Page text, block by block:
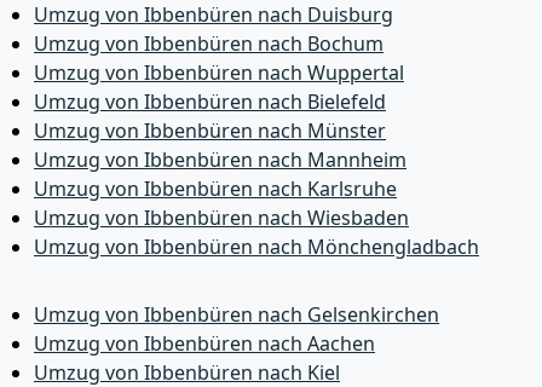
Umzug von Ibbenbüren nach Duisburg
Umzug von Ibbenbüren nach Bochum
Umzug von Ibbenbüren nach Wuppertal
Umzug von Ibbenbüren nach Bielefeld
Umzug von Ibbenbüren nach Münster
Umzug von Ibbenbüren nach Mannheim
Umzug von Ibbenbüren nach Karlsruhe
Umzug von Ibbenbüren nach Wiesbaden
Umzug von Ibbenbüren nach Mönchen­gladbach
Umzug von Ibbenbüren nach Gelsenkirchen
Umzug von Ibbenbüren nach Aachen
Umzug von Ibbenbüren nach Kiel